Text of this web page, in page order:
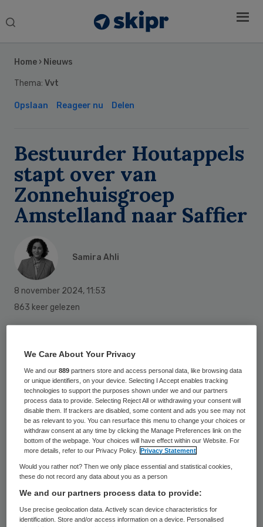
Search
Home › Nieuws
Thema: Vvt
Opslaan Reageer nu Delen
Bestuurder Houtappels
stapt over van
Zonnehuisgroep
Amstelland naar Saffier
Samira Ahli
8 november 2024, 11:53
863 keer gelezen
als nieuwe vaste bestuurder van de Haagse
vvt-aanbieder Saffier. Marcel van Woensel
sluit hierbij zijn periode als interim-
bestuurder bij Saffier af.
Houtappels (60) was hiervoor bestuurder
van de Zonnehuisgroep Amstelland in
Amstelveen, een organisatie die qua
omvang en activiteiten vergelijkbaar is met
Saffier. Eerder heeft Houtappels, die
Sidebar
We Care About Your Privacy
We and our889 partners store and access personal data, like browsing data
or unique identifiers, on your device. Selecting I Accept enables tracking
technologies to support the purposes shown under we and our partners
process data to provide. Selecting Reject All or withdrawing your consent will
disable them. If trackers are disabled, some content and ads you see may not
be as relevant to you. You can resurface this menu to change your choices or
withdraw consent at any time by clicking the Manage Preferences link on the
bottom of the webpage. Your choices will have effect within our Website. For
more details, refer to our Privacy Policy.
Privacy Statement
Would you rather not? Then we only place essential and statistical cookies,
these do not record any data about you as a person
We and our partners process data to provide:
Use precise geolocation data. Actively scan device characteristics for
identification. Store and/or access information on a device. Personalised